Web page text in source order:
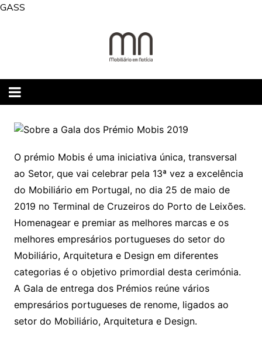
GASS
O prémio Mobis é uma iniciativa única, transversal
ao Setor, que vai celebrar pela 13ª vez a excelência
do Mobiliário em Portugal, no dia 25 de maio de
2019 no Terminal de Cruzeiros do Porto de Leixões.
Homenagear e premiar as melhores marcas e os
melhores empresários portugueses do setor do
Mobiliário, Arquitetura e Design em diferentes
categorias é o objetivo primordial desta cerimónia.
A Gala de entrega dos Prémios reúne vários
empresários portugueses de renome, ligados ao
setor do Mobiliário, Arquitetura e Design.